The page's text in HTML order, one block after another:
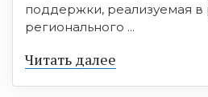
поддержки, реализуемая в
регионального ...
Читать далее